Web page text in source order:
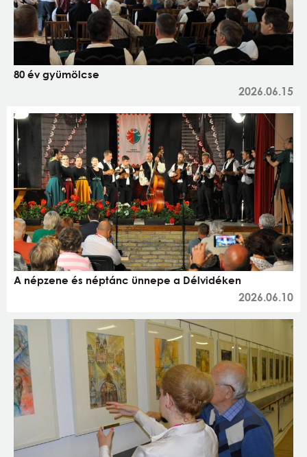
80 év gyümölcse
2026.06.15
A népzene és néptánc ünnepe a Délvidéken
2026.06.10